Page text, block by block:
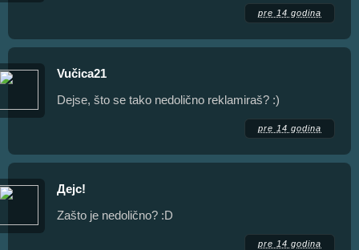
pre 14 godina
Vučica21
Dejse, što se tako nedolično reklamiraš? :)
pre 14 godina
Дејс!
Zašto je nedolično? :D
pre 14 godina